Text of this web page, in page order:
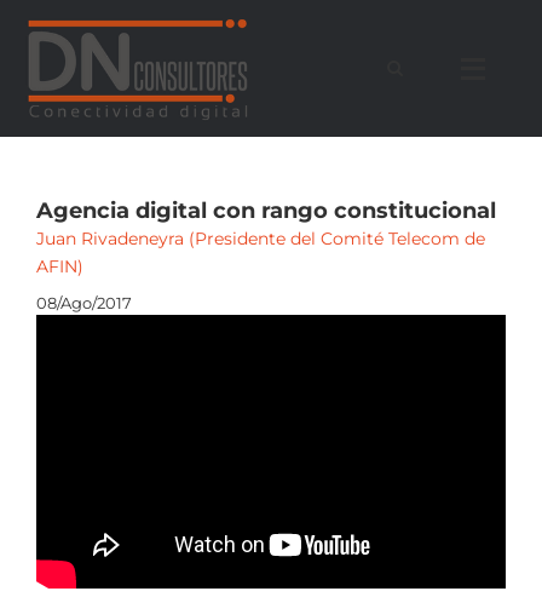
contenido
Agencia digital con rango constitucional
Juan Rivadeneyra (Presidente del Comité Telecom de
AFIN)
08/Ago/2017